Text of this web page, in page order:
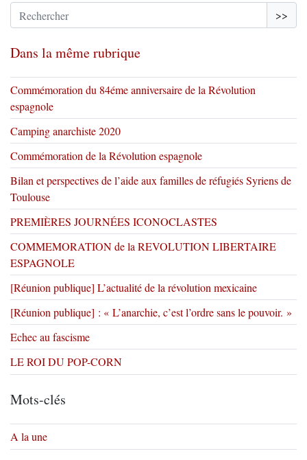
>>
Dans la même rubrique
Commémoration du 84éme anniversaire de la Révolution
espagnole
Camping anarchiste 2020
Commémoration de la Révolution espagnole
Bilan et perspectives de l’aide aux familles de réfugiés Syriens de
Toulouse
PREMIÈRES JOURNÉES ICONOCLASTES
COMMEMORATION de la REVOLUTION LIBERTAIRE
ESPAGNOLE
[Réunion publique] L’actualité de la révolution mexicaine
[Réunion publique] : « L’anarchie, c’est l’ordre sans le pouvoir. »
Echec au fascisme
LE ROI DU POP-CORN
Mots-clés
A la une